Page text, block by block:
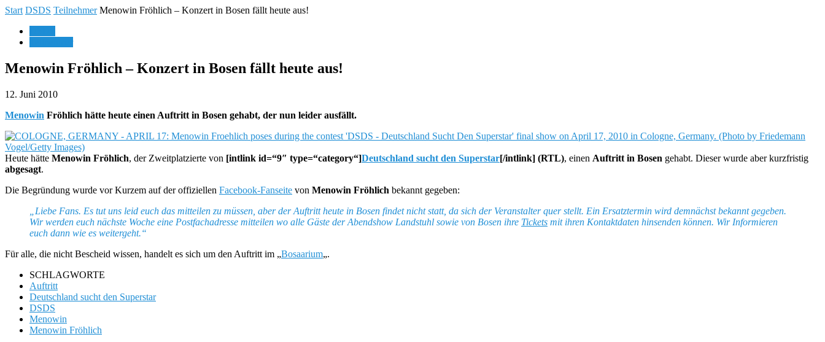
Start DSDS Teilnehmer Menowin Fröhlich – Konzert in Bosen fällt heute aus!
Menowin Fröhlich – Konzert in Bosen fällt heute aus!
12. Juni 2010
Menowin Fröhlich hätte heute einen Auftritt in Bosen gehabt, der nun leider ausfällt.
Heute hätte Menowin Fröhlich, der Zweitplatzierte von [intlink id=“9″ type=“category“]Deutschland sucht den Superstar[/intlink] (RTL), einen Auftritt in Bosen gehabt. Dieser wurde aber kurzfristig
abgesagt.
Die Begründung wurde vor Kurzem auf der offiziellen Facebook-Fanseite von Menowin Fröhlich bekannt gegeben:
„Liebe Fans. Es tut uns leid euch das mitteilen zu müssen, aber der Auftritt heute in Bosen findet nicht statt, da sich der Veranstalter quer stellt. Ein Ersatztermin wird demnächst bekannt gegeben.
Wir werden euch nächste Woche eine Postfachadresse mitteilen wo alle Gäste der Abendshow Landstuhl sowie von Bosen ihre Tickets mit ihren Kontaktdaten hinsenden können. Wir Informieren
euch dann wie es weitergeht.“
Für alle, die nicht Bescheid wissen, handelt es sich um den Auftritt im „Bosaarium„.
SCHLAGWORTE
Auftritt
Deutschland sucht den Superstar
DSDS
Menowin
Menowin Fröhlich